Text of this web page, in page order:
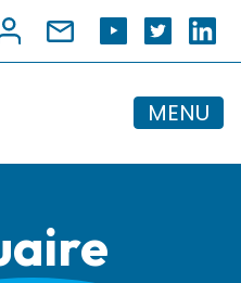
MENU